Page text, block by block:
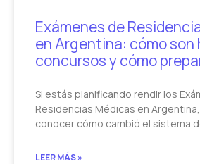
Exámenes de
en Argentina: cómo son
concursos y cómo
Si estás planificando rendir los
Residencias Médicas en
conocer cómo cambió el sistema
LEER MÁS »